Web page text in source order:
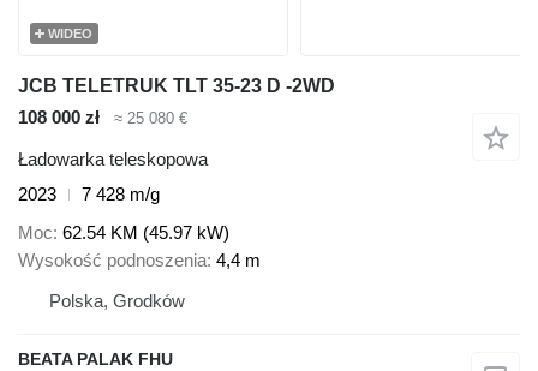
WIDEO
JCB TELETRUK TLT 35-23 D -2WD
108 000 zł
≈ 25 080 €
Ładowarka teleskopowa
2023
7 428 m/g
Moc 62.54 KM (45.97 kW)
Wysokość podnoszenia 4,4 m
Polska, Grodków
BEATA PALAK FHU